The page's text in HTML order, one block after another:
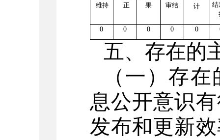
维持
正
果
审结
计
结
0 0 0 0 0
五、存在的
（一）存
息公开意识
发布和更新